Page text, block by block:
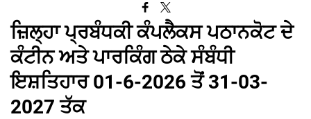
ਜ਼ਿਲ੍ਹਾ ਪ੍ਰਬੰਧਕੀ ਕੰਪਲੈਕਸ ਪਠਾਨਕੋਟ ਦੇ
ਕੰਟੀਨ ਅਤੇ ਪਾਰਕਿੰਗ ਠੇਕੇ ਸੰਬੰਧੀ
ਇਸ਼ਤਿਹਾਰ 01-6-2026 ਤੋਂ 31-03-
2027 ਤੱਕ